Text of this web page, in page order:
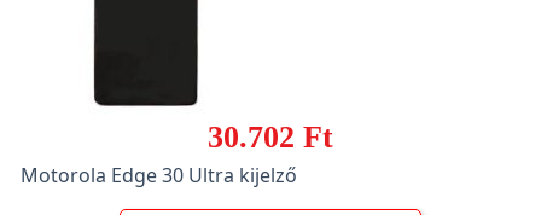
30.702 Ft
Motorola Edge 30 Ultra kijelző